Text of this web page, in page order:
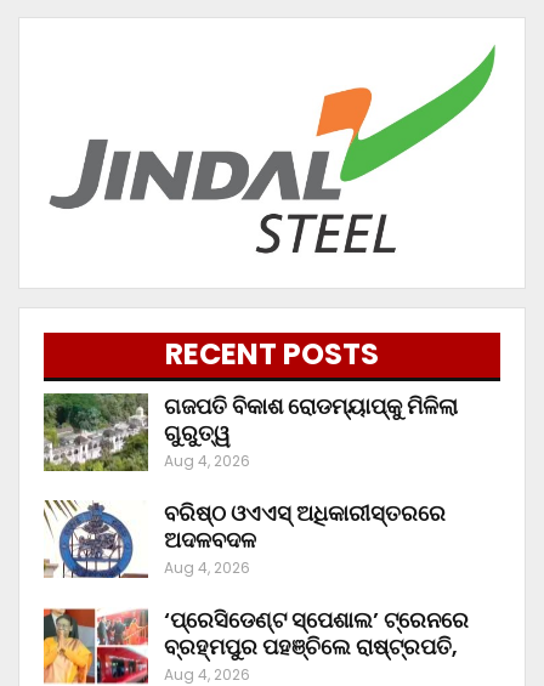
RECENT POSTS
ଗଜପତି ବିକାଶ ରୋଡମ୍ୟାପ୍‌କୁ ମିଳିଲା
ଗୁରୁତ୍ୱ
Aug 4, 2026
ବରିଷ୍ଠ ଓଏଏସ୍‌ ଅଧିକାରୀସ୍ତରରେ
ଅଦଳବଦଳ
Aug 4, 2026
‘ପ୍ରେସିଡେଣ୍ଟ ସ୍ପେଶାଲ’ ଟ୍ରେନରେ
ବ୍ରହ୍ମପୁର ପହଞ୍ଚିଲେ ରାଷ୍ଟ୍ରପତି,
Aug 4, 2026